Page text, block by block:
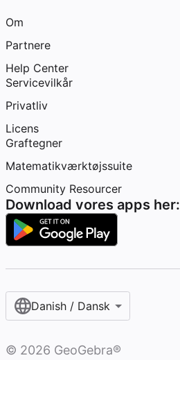
Om
Partnere
Help Center
Servicevilkår
Privatliv
Licens
Graftegner
Matematikværktøjssuite
Community Resourcer
Download vores apps her:
Danish / Dansk‎
© 2026 GeoGebra®